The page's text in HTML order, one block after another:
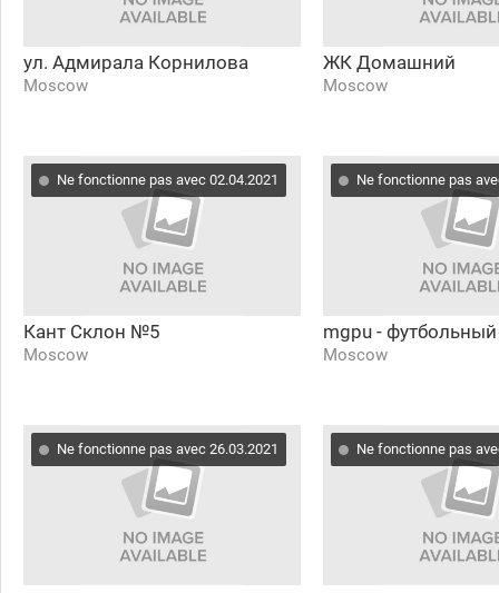
ул. Адмирала Корнилова
Moscow
ЖК Домашний
Moscow
Ne fonctionne pas avec 02.04.2021
Кант Склон №5
Moscow
Ne fonctionne pas
mgpu -
Moscow
Ne fonctionne pas avec 26.03.2021 Ne fonctionne pas